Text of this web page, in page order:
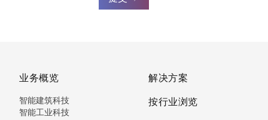
业务概览
智能建筑科技
智能工业科技
解决方案
按行业浏览